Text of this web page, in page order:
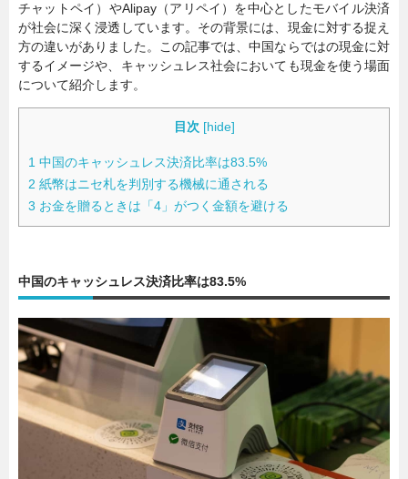
チャットペイ）やAlipay（アリペイ）を中心としたモバイル決済
が社会に深く浸透しています。その背景には、現金に対する捉え
方の違いがありました。この記事では、中国ならではの現金に対
するイメージや、キャッシュレス社会においても現金を使う場面
について紹介します。
目次 [hide]
1 中国のキャッシュレス決済比率は83.5%
2 紙幣はニセ札を判別する機械に通される
3 お金を贈るときは「4」がつく金額を避ける
中国のキャッシュレス決済比率は83.5%